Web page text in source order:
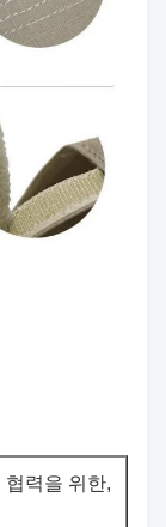
협력을 위한,